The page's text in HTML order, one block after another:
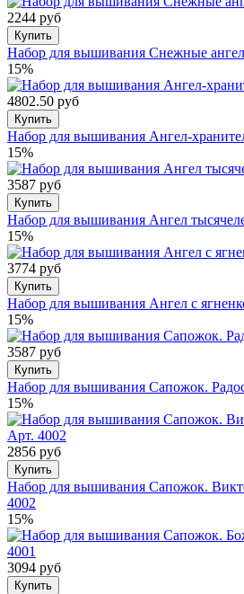
2244 руб
Купить
Набор для вышивания Снежные
15%
4802.50 руб
Купить
Набор для вышивания Ангел-
15%
3587 руб
Купить
Набор для вышивания Ангел
15%
3774 руб
Купить
Набор для вышивания Ангел с
15%
3587 руб
Купить
Набор для вышивания Сапожок.
15%
2856 руб
Купить
Набор для вышивания Сапожок.
4002
15%
3094 руб
Купить